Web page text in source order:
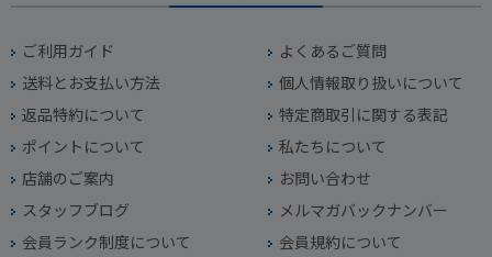
ご利用ガイド
よくあるご質問
送料とお支払い方法
個人情報取り扱いについて
返品特約について
特定商取引に関する表記
ポイントについて
私たちについて
店舗のご案内
お問い合わせ
スタッフブログ
メルマガバックナンバー
会員ランク制度について
会員規約について